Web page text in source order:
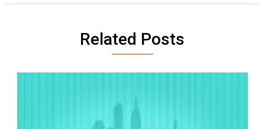
Related Posts